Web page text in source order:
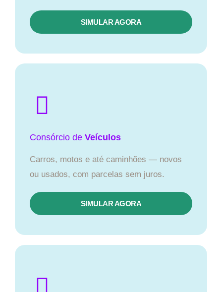
SIMULAR AGORA​
Consórcio de Veículos
Carros, motos e até caminhões — novos
ou usados, com parcelas sem juros.
SIMULAR AGORA